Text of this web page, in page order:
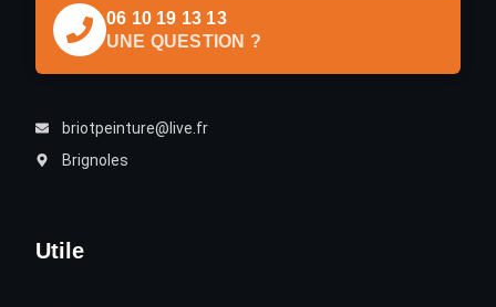
Utile
06 10 19 13 13
UNE QUESTION ?
briotpeinture@live.fr
Brignoles